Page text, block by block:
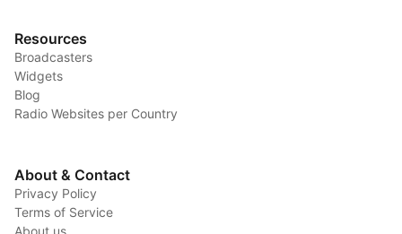
Resources
Broadcasters
Widgets
Blog
Radio Websites per Country
About & Contact
Privacy Policy
Terms of Service